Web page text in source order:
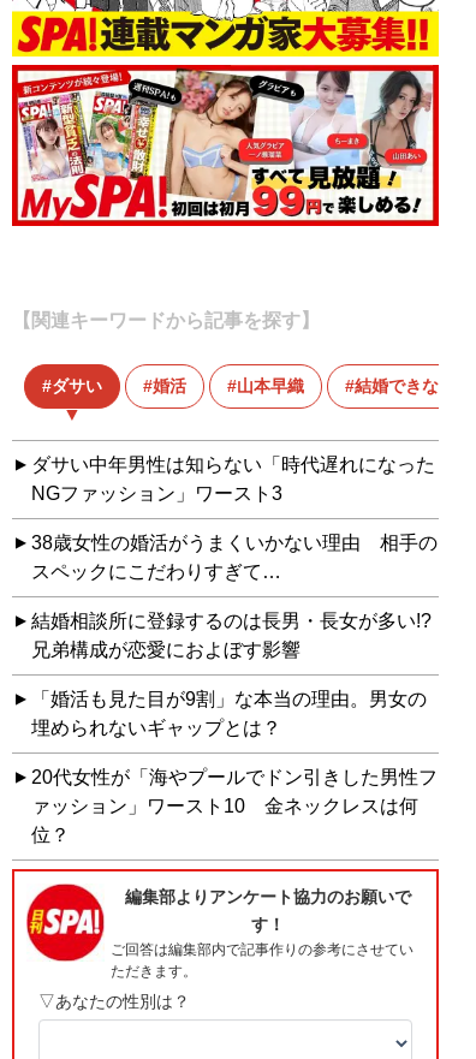
【関連キーワードから記事を探す】
ダサい 婚活 山本早織 結婚できない男
ダサい中年男性は知らない「時代遅れになった
NGファッション」ワースト3
38歳女性の婚活がうまくいかない理由 相手の
スペックにこだわりすぎて…
結婚相談所に登録するのは長男・長女が多い!?
兄弟構成が恋愛におよぼす影響
「婚活も見た目が9割」な本当の理由。男女の
埋められないギャップとは？
20代女性が「海やプールでドン引きした男性フ
ァッション」ワースト10 金ネックレスは何
位？